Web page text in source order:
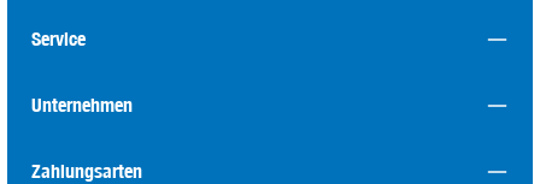
Service
Unternehmen
Zahlungsarten